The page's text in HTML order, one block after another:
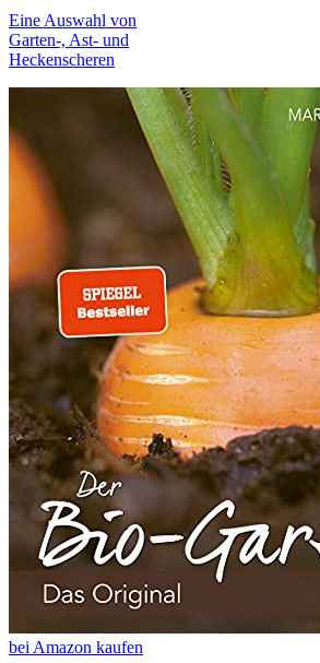
Eine Auswahl von
Garten-, Ast- und
Heckenscheren
bei Amazon kaufen